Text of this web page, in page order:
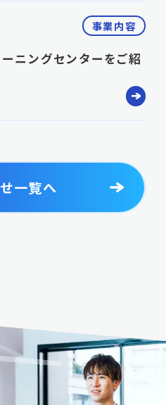
事業内容
ニングセンターをご紹
一覧へ